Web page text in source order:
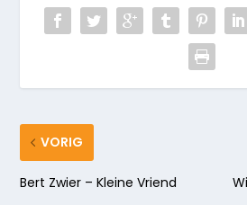
VORIG
Bert Zwier – Kleine Vriend